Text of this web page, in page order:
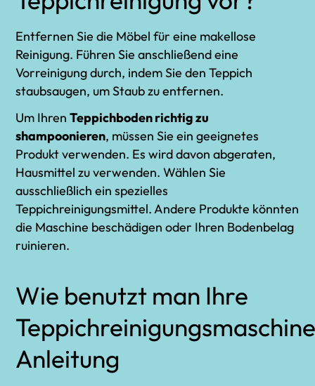
Entfernen Sie die Möbel für eine makellose
Reinigung. Führen Sie anschließend eine
Vorreinigung durch, indem Sie den Teppich
staubsaugen, um Staub zu entfernen.
Um Ihren Teppichboden richtig zu
shampoonieren, müssen Sie ein geeignetes
Produkt verwenden. Es wird davon abgeraten,
Hausmittel zu verwenden. Wählen Sie
ausschließlich ein spezielles
Teppichreinigungsmittel. Andere Produkte könnten
die Maschine beschädigen oder Ihren Bodenbelag
ruinieren.
Wie benutzt man Ihre
Anleitung